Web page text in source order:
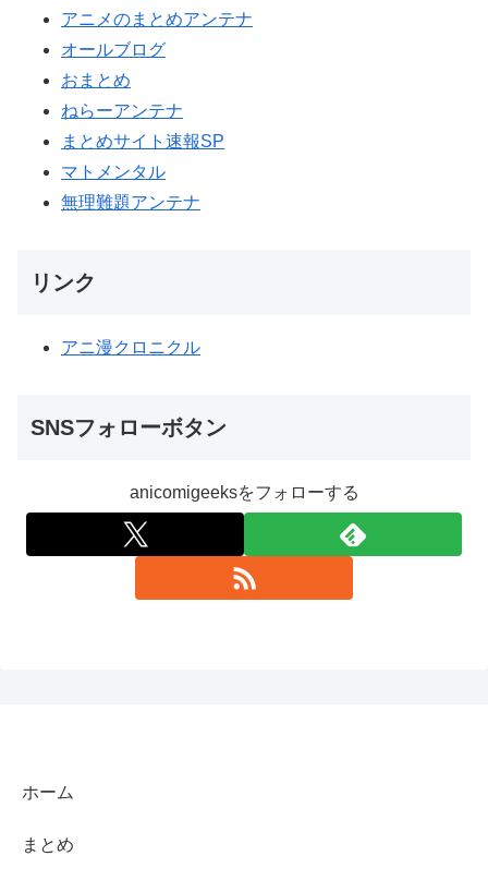
アニメのまとめアンテナ
オールブログ
おまとめ
ねらーアンテナ
まとめサイト速報SP
マトメンタル
無理難題アンテナ
リンク
アニ漫クロニクル
SNSフォローボタン
anicomigeeksをフォローする
ホーム
まとめ